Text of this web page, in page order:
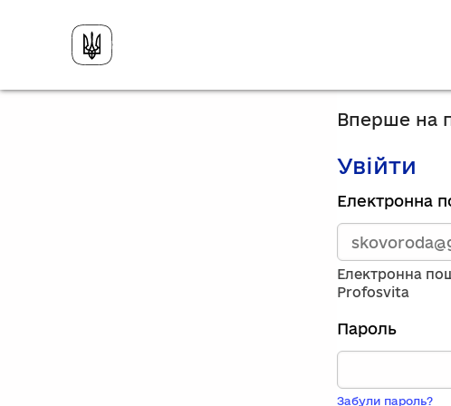
Вперше на
Увійти
використавши
електронну
адресу
та
пароль.
Якщо
вас
немає
запису,
Електронна
Електронна
Profosvita
Пароль
Забули пароль?